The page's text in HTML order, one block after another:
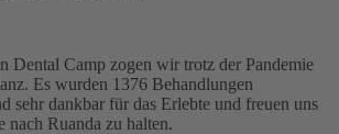
Dental Camp zogen wir trotz der Pandemie
Es wurden 1376 Behandlungen
sehr dankbar für das Erlebte und freuen uns
nach Ruanda zu halten.